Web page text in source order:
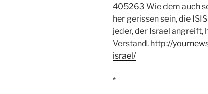
405263Wie dem auch
her gerissen sein, die
jeder, der Israel angreift,
Verstand. http://
israel/
*